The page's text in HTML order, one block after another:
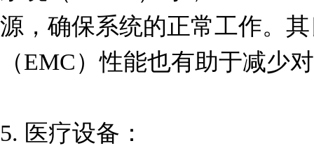
源，确保系统的正常工作。
（EMC）性能也有助于减少
5. 医疗设备：